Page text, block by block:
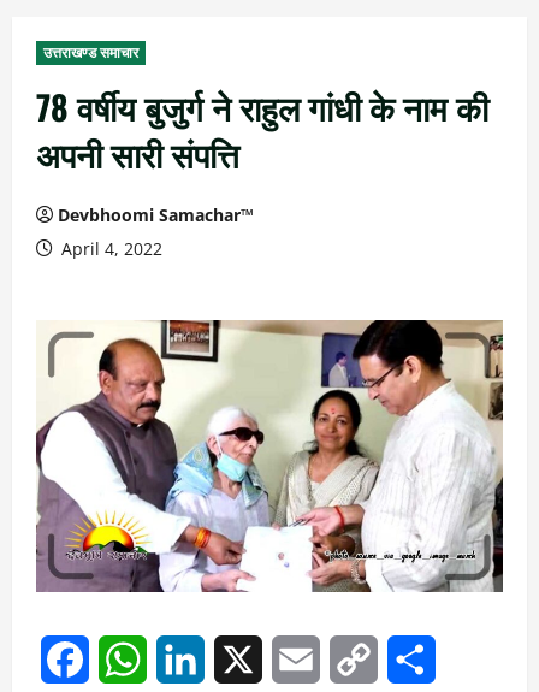
उत्तराखण्ड समाचार
78 वर्षीय बुजुर्ग ने राहुल गांधी के नाम की
अपनी सारी संपत्ति
Devbhoomi Samachar™
April 4, 2022
FacebookWhatsAppLinkedIn Email
Copy